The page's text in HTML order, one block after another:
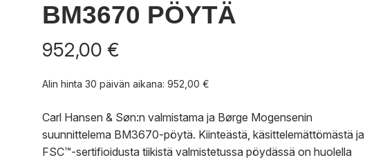
BM3670 PÖYTÄ
952,00 €
Alin hinta 30 päivän aikana: 952,00 €
Carl Hansen & Søn:n valmistama ja Børge Mogensenin
suunnittelema BM3670-pöytä. Kiinteästä, käsittelemättömästä ja
FSC™-sertifioidusta tiikistä valmistetussa pöydässä on huolella